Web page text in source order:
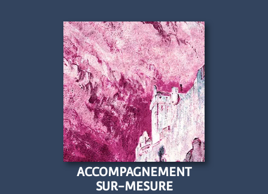
ACCOMPAGNEMENT
SUR-MESURE